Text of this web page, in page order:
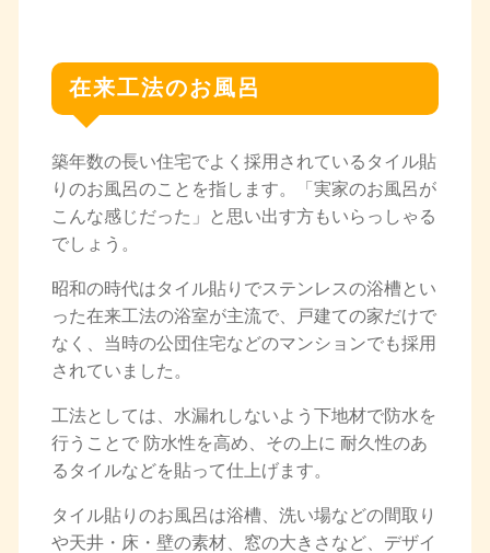
在来工法のお風呂
築年数の長い住宅でよく採用されているタイル貼
りのお風呂のことを指します。「実家のお風呂が
こんな感じだった」と思い出す方もいらっしゃる
でしょう。
昭和の時代はタイル貼りでステンレスの浴槽とい
った在来工法の浴室が主流で、戸建ての家だけで
なく、当時の公団住宅などのマンションでも採用
されていました。
工法としては、水漏れしないよう下地材で防水を
行うことで 防水性を高め、その上に 耐久性のあ
るタイルなどを貼って仕上げます。
タイル貼りのお風呂は浴槽、洗い場などの間取り
や天井・床・壁の素材、窓の大きさなど、デザイ